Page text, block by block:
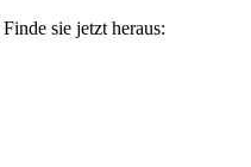
Finde sie jetzt heraus: